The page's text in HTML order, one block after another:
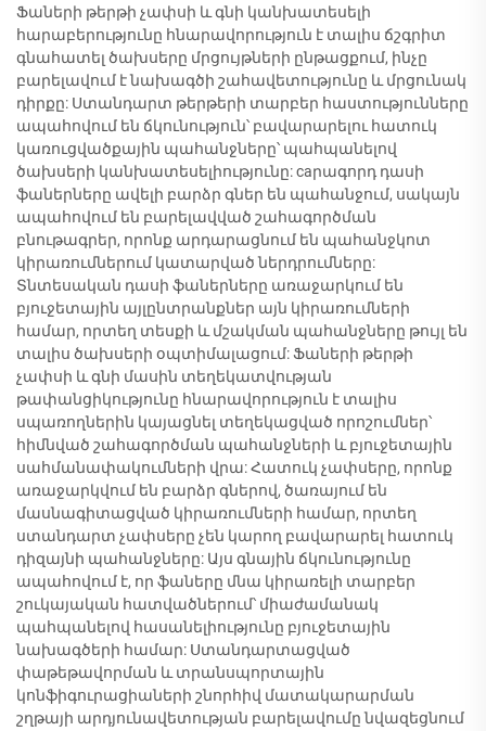
Ֆաների թերթի չափսի և գնի կանխատեսելի
հարաբերությունը հնարավորություն է տալիս ճշգրիտ
գնահատել ծախսերը մրցույթների ընթացքում, ինչը
բարելավում է նախագծի շահավետությունը և մրցունակ
դիրքը: Ստանդարտ թերթերի տարբեր հաստությունները
ապահովում են ճկունություն՝ բավարարելու հատուկ
կառուցվածքային պահանջները՝ պահպանելով
ծախսերի կանխատեսելիությունը: caրագորդ դասի
ֆաներները ավելի բարձր գներ են պահանջում, սակայն
ապահովում են բարելավված շահագործման
բնութագրեր, որոնք արդարացնում են պահանջկոտ
կիրառումներում կատարված ներդրումները:
Տնտեսական դասի ֆաներները առաջարկում են
բյուջետային այլընտրանքներ այն կիրառումների
համար, որտեղ տեսքի և մշակման պահանջները թույլ են
տալիս ծախսերի օպտիմալացում: Ֆաների թերթի
չափսի և գնի մասին տեղեկատվության
թափանցիկությունը հնարավորություն է տալիս
սպառողներին կայացնել տեղեկացված որոշումներ՝
հիմնված շահագործման պահանջների և բյուջետային
սահմանափակումների վրա: Հատուկ չափսերը, որոնք
առաջարկվում են բարձր գներով, ծառայում են
մասնագիտացված կիրառումների համար, որտեղ
ստանդարտ չափսերը չեն կարող բավարարել հատուկ
դիզայնի պահանջները: Այս գնային ճկունությունը
ապահովում է, որ ֆաները մնա կիրառելի տարբեր
շուկայական հատվածներում՝ միաժամանակ
պահպանելով հասանելիությունը բյուջետային
նախագծերի համար: Ստանդարտացված
փաթեթավորման և տրանսպորտային
կոնֆիգուրացիաների շնորհիվ մատակարարման
շղթայի արդյունավետության բարելավումը նվազեցնում